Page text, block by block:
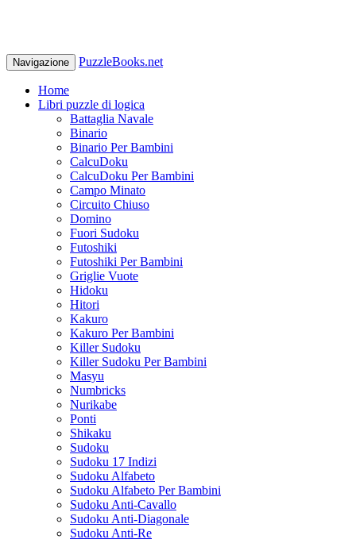
Navigazione PuzzleBooks.net
Home
Libri puzzle di logica
Battaglia Navale
Binario
Binario Per Bambini
CalcuDoku
CalcuDoku Per Bambini
Campo Minato
Circuito Chiuso
Domino
Fuori Sudoku
Futoshiki
Futoshiki Per Bambini
Griglie Vuote
Hidoku
Hitori
Kakuro
Kakuro Per Bambini
Killer Sudoku
Killer Sudoku Per Bambini
Masyu
Numbricks
Nurikabe
Ponti
Shikaku
Sudoku
Sudoku 17 Indizi
Sudoku Alfabeto
Sudoku Alfabeto Per Bambini
Sudoku Anti-Cavallo
Sudoku Anti-Diagonale
Sudoku Anti-Re